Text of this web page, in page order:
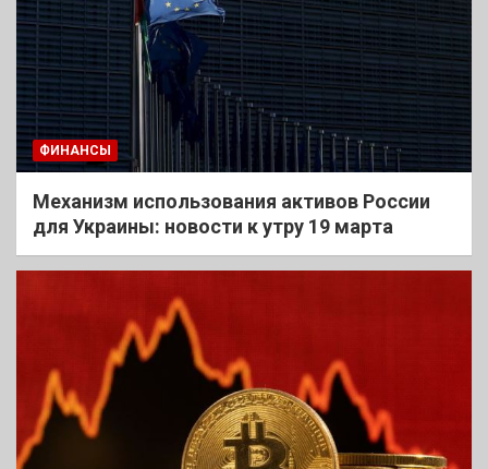
ФИНАНСЫ
Механизм использования активов России
для Украины: новости к утру 19 марта